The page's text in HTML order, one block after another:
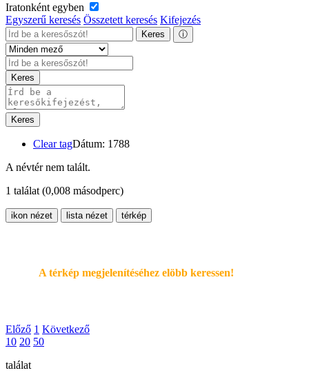
Iratonként egyben
Egyszerű keresés Összetett keresés Kifejezés
Keres ⓘ
Keres
Keres
Clear tagDátum: 1788
A névtér nem talált.
1 találat (0,008 másodperc)
ikon nézet lista nézet térkép
A térkép megjelenítéséhez elöbb keressen!
Előző 1 Következő
10 20 50
találat